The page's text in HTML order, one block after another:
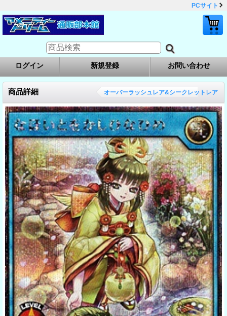
PCサイト
ログイン 新規登録 お問い合わせ
商品詳細 オーバーラッシュレア&シークレットレア